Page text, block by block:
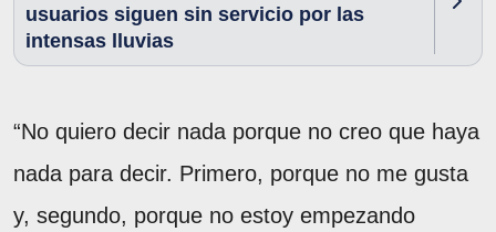
usuarios siguen sin servicio por las
intensas lluvias
“No quiero decir nada porque no creo que haya
nada para decir. Primero, porque no me gusta
y, segundo, porque no estoy empezando